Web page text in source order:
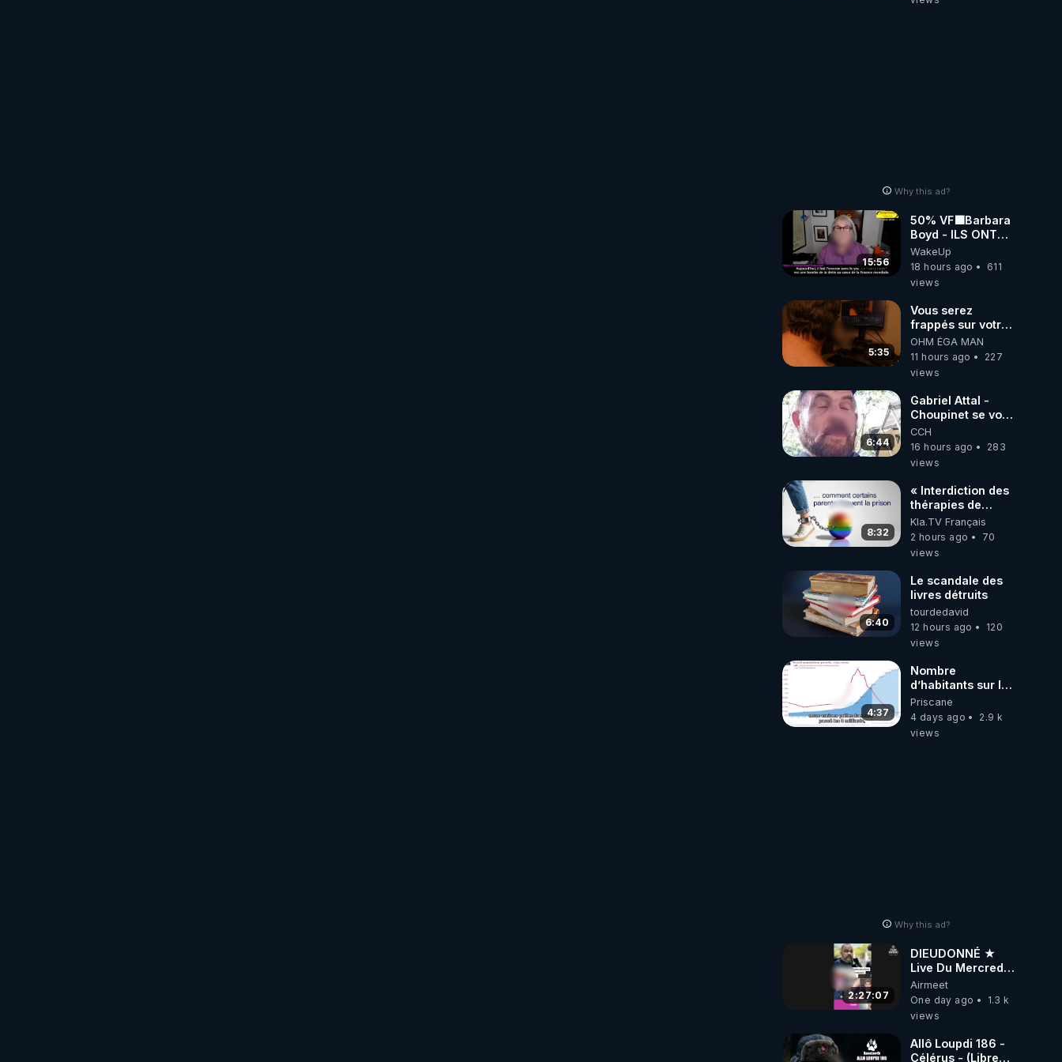
Why this ad?
15:56
50% VF🟩Barbara
Boyd - ILS ONT
MENTI SUR TOUT
-Jocelyne
Traduction
WakeUp
18 hours ago
611
views
5:35
Vous serez
frappés sur votre
sol européens par
la faute des
dirigeants qui
le nez
OHM ÉGA MAN
11 hours ago
227
views
6:44
Gabriel Attal -
Choupinet se voit
en haut de
l'affiche
CCH
16 hours ago
283
views
8:32
« Interdiction des
thérapies de
conversion »
Kla.TV Français
2 hours ago
70
views
6:40
Le scandale des
livres détruits
tourdedavid
12 hours ago
120
views
4:37
Nombre
d’habitants sur la
planète Terre…
Priscane
4 days ago
2.9 k
views
Why this ad?
2:27:07
DIEUDONNÉ ★
Live Du Mercredi
5 Août 2026
Airmeet
One day ago
1.3 k
views
Allô Loupdi 186 -
Célérus - (Libre